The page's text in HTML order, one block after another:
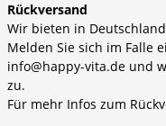
Rückversand
Wir bieten in
Melden Sie sich im Falle
info@happy-vita.de und
zu.
Für mehr Infos zum